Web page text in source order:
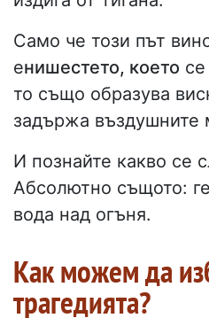
Само че този път
енишестето, което
то също образува
задържа въздушните
И познайте какво се
Абсолютно същото:
вода над огъня.
Как можем да
трагедията?